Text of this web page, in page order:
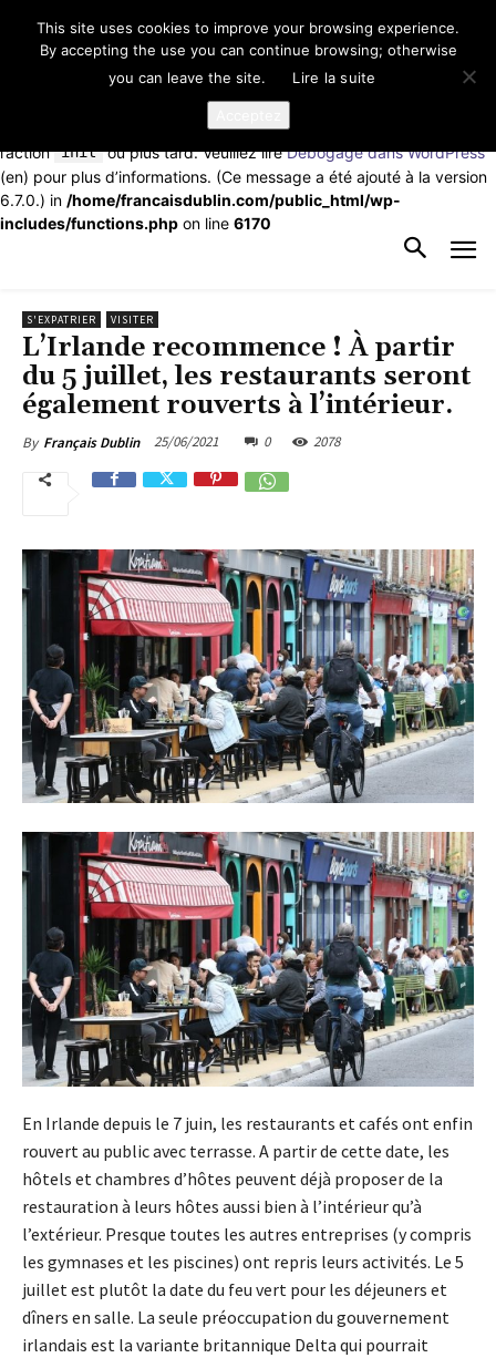
Notice: La fonction _load_textdomain_just_in_time a été appelée de
façonincorrecte. Le chargement de la traduction pour le domaine
td-cloud-library a été déclenché trop tôt. Cela indique
généralement que du code dans l’extension ou le thème s’exécute
trop tôt. Les traductions doivent être chargées au moment de
l’action init ou plus tard. Veuillez lireDébogage dans WordPress
(en) pour plus d’informations. (Ce message a été ajouté à la version
6.7.0.) in /home/francaisdublin.com/public_html/wp-
includes/functions.php on line 6170
S'EXPATRIER VISITER
L’Irlande recommence ! À partir
du 5 juillet, les restaurants seront
également rouverts à l’intérieur.
By Français Dublin 25/06/2021 0 2078
En Irlande depuis le 7 juin, les restaurants et cafés ont enfin
rouvert au public avec terrasse. A partir de cette date, les
hôtels et chambres d’hôtes peuvent déjà proposer de la
restauration à leurs hôtes aussi bien à l’intérieur qu’à
l’extérieur. Presque toutes les autres entreprises (y compris
les gymnases et les piscines) ont repris leurs activités. Le 5
juillet est plutôt la date du feu vert pour les déjeuners et
dîners en salle. La seule préoccupation du gouvernement
irlandais est la variante britannique Delta qui pourrait
This site uses cookies to improve your browsing experience.
By accepting the use you can continue browsing; otherwise
you can leave the site.
Lire la suite